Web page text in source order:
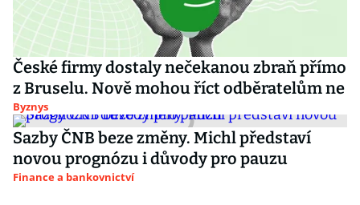
České firmy dostaly nečekanou zbraň přímo
z Bruselu. Nově mohou říct odběratelům ne
Byznys
Sazby ČNB beze změny. Michl představí
novou prognózu i důvody pro pauzu
Finance a bankovnictví